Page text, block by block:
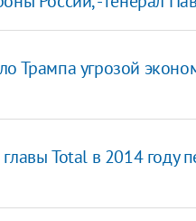
Трампа угрозой
Total в 2014 году